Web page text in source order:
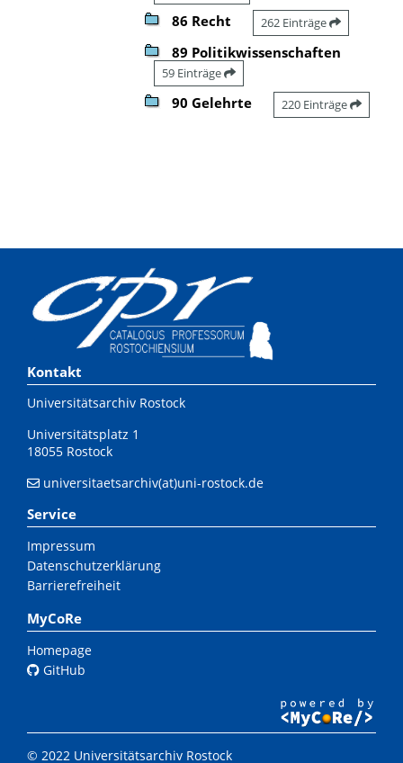
86 Recht 262 Einträge
89 Politikwissenschaften
59 Einträge
90 Gelehrte 220 Einträge
Kontakt
Universitätsarchiv Rostock
Universitätsplatz 1
18055 Rostock
universitaetsarchiv(at)uni-rostock.de
Service
Impressum
Datenschutzerklärung
Barrierefreiheit
MyCoRe
Homepage
GitHub
© 2022 Universitätsarchiv Rostock